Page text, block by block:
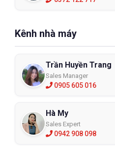
Kênh nhà máy
Trần Huyền Trang
Sales Manager
0905 605 016
Hà My
Sales Expert
0942 908 098